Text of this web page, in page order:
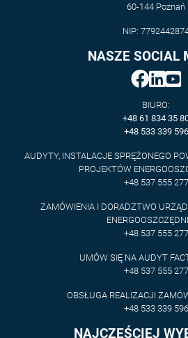
60-144 Poznań
NIP:
NASZE SOCIAL
BIURO:
+48 61 834 35
+48 533 339 596
AUDYTY, INSTALACJE SPRĘŻONEGO
PROJEKTÓW
+48 537 555 277
ZAMÓWIENIA I DORADZTWO
+48 537 555 277
UMÓW SIĘ NA AUDYT
+48 537 555 277
OBSŁUGA REALIZACJI
+48 533 339 596
NAJCZĘŚCIEJ